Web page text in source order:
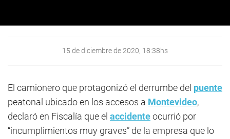
15 de diciembre de 2020, 18:38hs
El camionero que protagonizó el derrumbe del puente
peatonal ubicado en los accesos a Montevideo,
declaró en Fiscalía que el accidenteocurrió por
“incumplimientos muy graves” de la empresa que lo